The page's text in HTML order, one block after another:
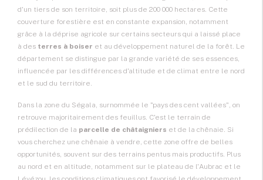
d'un tiers de son territoire, soit plus de 200 000 hectares. Cette
couverture forestière est en constante expansion, notamment
grâce à la déprise agricole sur certains secteurs qui a laissé place
à des terres à boiser et au développement naturel de la forêt. Le
département se distingue par la grande variété de ses essences,
influencée par les différences d'altitude et de climat entre le nord
et le sud du territoire.
Dans la zone du Ségala, surnommée le "pays des cent vallées", on
retrouve majoritairement des feuillus. C'est le terrain de
prédilection de la parcelle de châtaigniers et de la chênaie. Si
vous cherchez une chênaie à vendre, cette zone offre de belles
opportunités, souvent sur des terrains pentus mais productifs. Plus
au nord et en altitude, notamment sur le plateau de l'Aubrac et le